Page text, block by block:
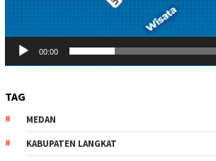
00:00
TAG
MEDAN
KABUPATEN LANGKAT